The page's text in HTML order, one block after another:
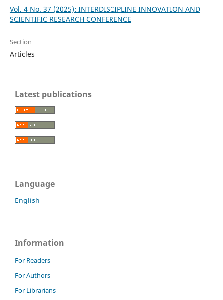
Vol. 4 No. 37 (2025): INTERDISCIPLINE INNOVATION AND
SCIENTIFIC RESEARCH CONFERENCE
Section
Articles
Latest publications
Language
English
Information
For Readers
For Authors
For Librarians